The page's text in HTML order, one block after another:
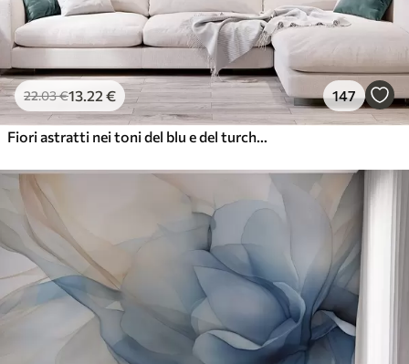
22.03€13 .22 € 147